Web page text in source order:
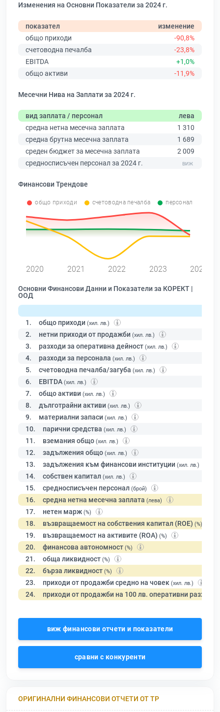
Изменения на Основни Показатели за 2024 г.
показател
изменение
общо приходи
-90,8%
счетоводна печалба
-23,8%
EBITDA
+1,0%
общо активи
-11,9%
Месечни Нива на Заплати за 2024 г.
вид заплата / персонал
лева
средна нетна месечна заплата
1 310
средна брутна месечна заплата
1 689
среден бюджет за месечна заплата
2 009
средносписъчен персонал за 2024 г.
Финансови Трендове
общо приходи счетоводна печалба персонал
2020 2021 2022 2023 2024
Основни Финансови Данни и Показатели за КОРЕКТ |
ООД
1. общо приходи (хил. лв.)
2. нетни приходи от продажби (хил. лв.)
3. разходи за оперативна дейност (хил. лв.)
4. разходи за персонала (хил. лв.)
5. счетоводна печалба/загуба (хил. лв.)
6. EBITDA (хил. лв.)
7. общо активи (хил. лв.)
8. дълготрайни активи (хил. лв.)
9. материални запаси (хил. лв.)
10. парични средства (хил. лв.)
11. вземания общо (хил. лв.)
12. задължения общо (хил. лв.)
13. задължения към финансови институции (хил. лв.)
14. собствен капитал (хил. лв.)
15. средносписъчен персонал (брой)
16. средна нетна месечна заплата (лева)
17. нетен марж (%)
18. възвращаемост на собствения капитал (ROE) (%)
19. възвращаемост на активите (ROA) (%)
20. финансова автономност (%)
21. обща ликвидност (%)
22. бърза ликвидност (%)
23. приходи от продажби средно на човек (хил. лв.)
24. приходи от продажби на 100 лв. оперативни разходи
виж финансови отчети и показатели
сравни с конкуренти
ОРИГИНАЛНИ ФИНАНСОВИ ОТЧЕТИ ОТ ТР